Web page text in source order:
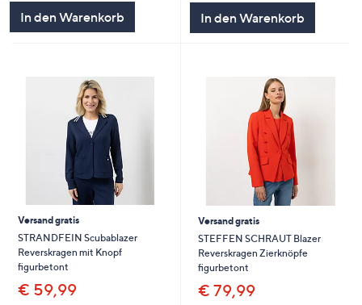
In den Warenkorb In den Warenkorb
Versand gratis
STRANDFEIN Scubablazer
Reverskragen mit Knopf
figurbetont
€ 59,99
Versand gratis
STEFFEN SCHRAUT Blazer
Reverskragen Zierknöpfe
figurbetont
€ 79,99